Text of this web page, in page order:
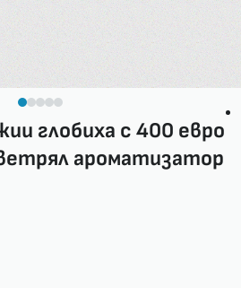
глобиха с 400 евро
ароматизатор